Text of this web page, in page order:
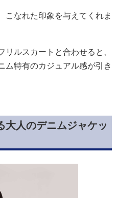
こなれた印象を与えてくれま
ルスカートと合わせると、
ム特有のカジュアル感が引き
大人のデニムジャケッ